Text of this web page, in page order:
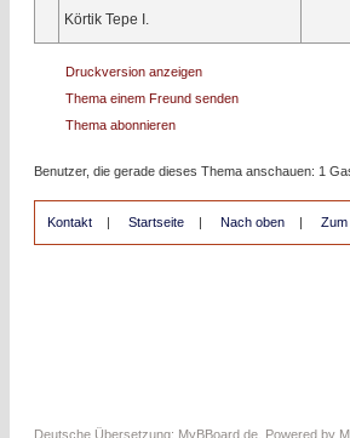
Körtik Tepe I.
Druckversion anzeigen
Thema einem Freund senden
Thema abonnieren
Benutzer, die gerade dieses Thema anschauen: 1
Kontakt | Startseite | Nach oben | Zum
Deutsche Übersetzung: MyBBoard.de , Powered by